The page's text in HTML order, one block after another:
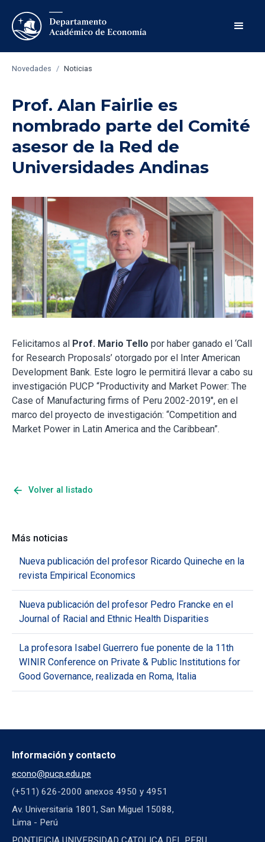
Novedades / Noticias
Prof. Alan Fairlie es
nombrado parte del Comité
asesor de la Red de
Universidades Andinas
Felicitamos al Prof. Mario Tello por haber ganado el ‘Call
for Research Proposals’ otorgado por el Inter American
Development Bank. Este logro le permitirá llevar a cabo su
investigación PUCP “Productivity and Market Power: The
Case of Manufacturing firms of Peru 2002-2019″, en el
marco del proyecto de investigación: “Competition and
Market Power in Latin America and the Caribbean”.
Más noticias
Nueva publicación del profesor Ricardo Quineche en la
revista Empirical Economics
Nueva publicación del profesor Pedro Francke en el
Journal of Racial and Ethnic Health Disparities
La profesora Isabel Guerrero fue ponente de la 11th
WINIR Conference on Private & Public Institutions for
Good Governance, realizada en Roma, Italia
arrow_back Volver al listado
Información y contacto
econo@pucp.edu.pe
(+511) 626-2000 anexos 4950 y 4951
Av. Universitaria 1801, San Miguel 15088,
Lima - Perú